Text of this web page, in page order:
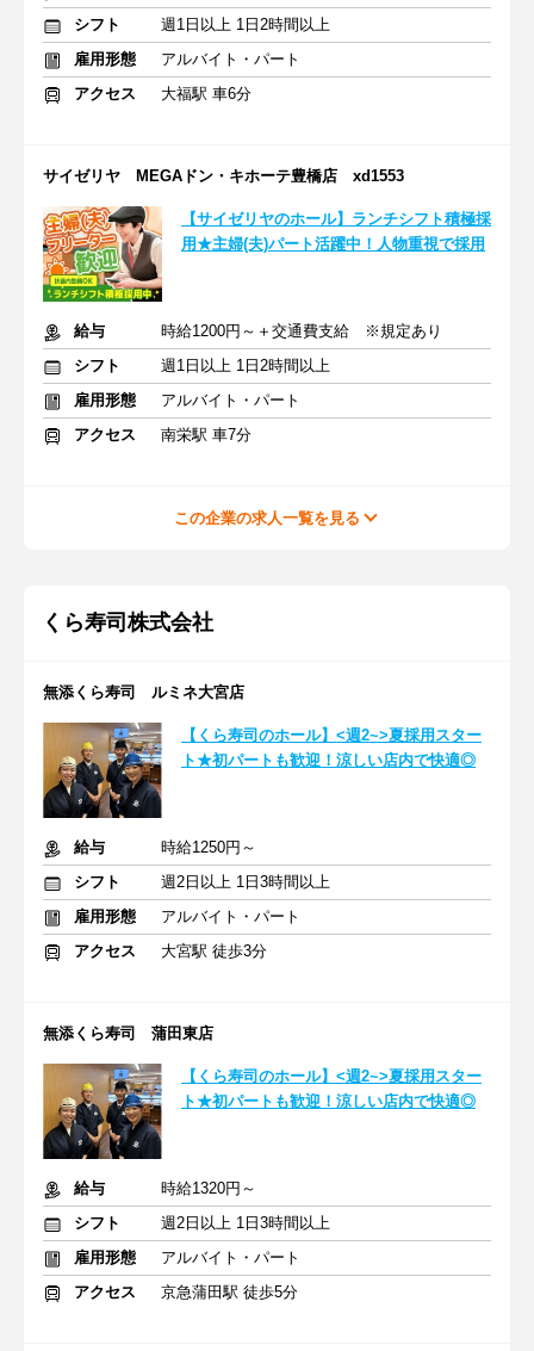
シフト
週1日以上 1日2時間以上
雇用形態
アルバイト・パート
アクセス
大福駅 車6分
サイゼリヤ MEGAドン・キホーテ豊橋店 xd1553
【サイゼリヤのホール】ランチシフト積極採
用★主婦(夫)パート活躍中！人物重視で採用
給与
時給1200円～＋交通費支給 ※規定あり
シフト
週1日以上 1日2時間以上
雇用形態
アルバイト・パート
アクセス
南栄駅 車7分
この企業の求人一覧を見る
くら寿司株式会社
無添くら寿司 ルミネ大宮店
【くら寿司のホール】<週2~>夏採用スター
ト★初パートも歓迎！涼しい店内で快適◎
給与
時給1250円～
シフト
週2日以上 1日3時間以上
雇用形態
アルバイト・パート
アクセス
大宮駅 徒歩3分
無添くら寿司 蒲田東店
【くら寿司のホール】<週2~>夏採用スター
ト★初パートも歓迎！涼しい店内で快適◎
給与
時給1320円～
シフト
週2日以上 1日3時間以上
雇用形態
アルバイト・パート
アクセス
京急蒲田駅 徒歩5分